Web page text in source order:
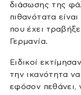
διάσωσης της
πιθανότατα
που έχει
Γερμανία.
Ειδικοί
την ικανότητα
εφόσον